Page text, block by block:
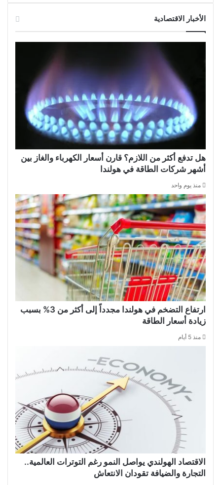
الأخبار الاقتصادية
هل تدفع أكثر من اللازم؟ قارن أسعار الكهرباء والغاز بين
أشهر شركات الطاقة في هولندا
منذ يوم واحد
ارتفاع التضخم في هولندا مجدداً إلى أكثر من 3% بسبب
زيادة أسعار الطاقة
منذ 5 أيام
الاقتصاد الهولندي يواصل النمو رغم التوترات العالمية..
التجارة والضيافة تقودان الانتعاش